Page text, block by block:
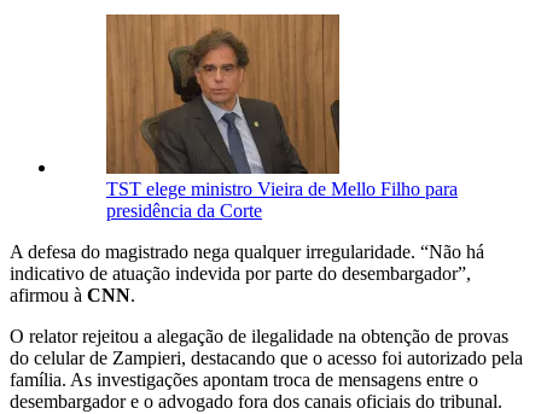
TST elege ministro Vieira de Mello Filho para
presidência da Corte
A defesa do magistrado nega qualquer irregularidade. “Não há
indicativo de atuação indevida por parte do desembargador”,
afirmou à CNN.
O relator rejeitou a alegação de ilegalidade na obtenção de provas
do celular de Zampieri, destacando que o acesso foi autorizado pela
família. As investigações apontam troca de mensagens entre o
desembargador e o advogado fora dos canais oficiais do tribunal.